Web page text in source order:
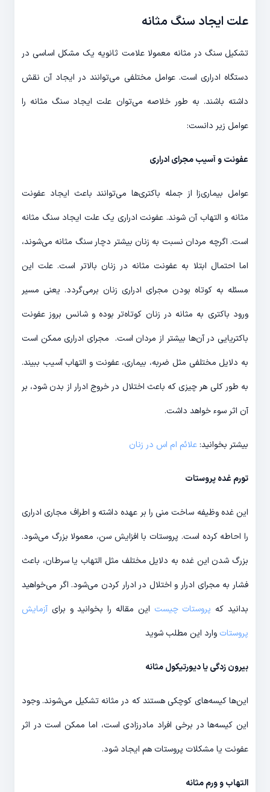
علت ایجاد سنگ مثانه
تشکیل سنگ در مثانه معمولا علامت ثانویه یک مشکل اساسی در
دستگاه ادراری است. عوامل مختلفی می‌توانند در ایجاد آن نقش
داشته باشند. به طور خلاصه می‌توان علت ایجاد سنگ مثانه را
عوامل زیر دانست:
عفونت‌ و آسیب مجرای ادراری
عوامل بیماری‌زا از جمله باکتری‌ها می‌توانند باعث ایجاد عفونت
مثانه و التهاب آن شوند. عفونت ادراری یک علت ایجاد سنگ مثانه
است. اگرچه مردان نسبت به زنان بیشتر دچار سنگ مثانه می‌شوند،
اما احتمال ابتلا به عفونت مثانه در زنان بالاتر است. علت این
مسئله به کوتاه بودن مجرای ادراری زنان برمی‌گردد. یعنی مسیر
ورود باکتری به مثانه در زنان کوتاه‌تر بوده و شانس بروز عفونت
باکتریایی در آن‌ها بیشتر از مردان است. مجرای ادراری ممکن است
به دلایل مختلفی مثل ضربه، بیماری، عفونت و التهاب آسیب ببیند.
به طور کلی هر چیزی که باعث اختلال در خروج ادرار از بدن شود، بر
آن اثر سوء خواهد داشت.
بیشتر بخوانید:علائم ام اس در زنان
تورم غده پروستات
این غده وظیفه ساخت منی را بر عهده داشته و اطراف مجاری ادراری
را احاطه کرده است. پروستات با افزایش سن، معمولا بزرگ می‌شود.
بزرگ شدن این غده به دلایل مختلف مثل التهاب یا سرطان، باعث
فشار به مجرای ادرار و اختلال در ادرار کردن می‌شود. اگر می‌خواهید
بدانید که پروستات چیست این مقاله را بخوانید و برای آزمایش
پروستات وارد این مطلب شوید
بیرون زدگی یا دیورتیکول مثانه
این‌ها کیسه‌های کوچکی هستند که در مثانه تشکیل می‌شوند. وجود
این کیسه‌ها در برخی افراد مادرزادی است، اما ممکن است در اثر
عفونت یا مشکلات پروستات هم ایجاد شود.
التهاب و ورم مثانه